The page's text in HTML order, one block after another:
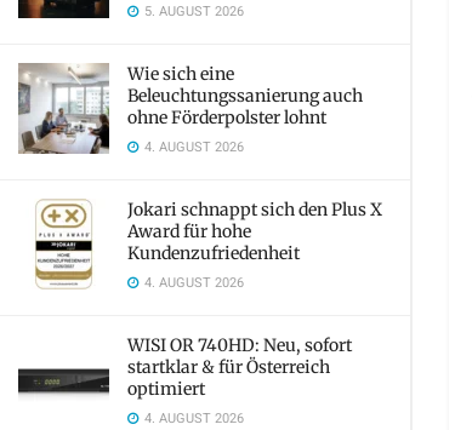
5. AUGUST 2026
Wie sich eine
Beleuchtungssanierung auch
ohne Förderpolster lohnt
4. AUGUST 2026
Jokari schnappt sich den Plus X
Award für hohe
Kundenzufriedenheit
4. AUGUST 2026
WISI OR 740HD: Neu, sofort
startklar & für Österreich
optimiert
4. AUGUST 2026